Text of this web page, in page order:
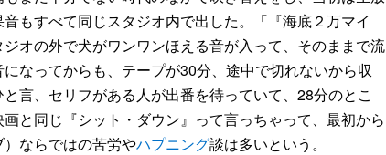
もすべて同じスタジオ内で出した。「『海底２万マイ
オの外で犬がワンワンほえる音が入って、そのままで流
なってからも、テープが30分、途中で切れないから収
言、セリフがある人が出番を待っていて、28分のとこ
と同じ『シット・ダウン』って言っちゃって、最初から
ならではの苦労やハプニング談は多いという。